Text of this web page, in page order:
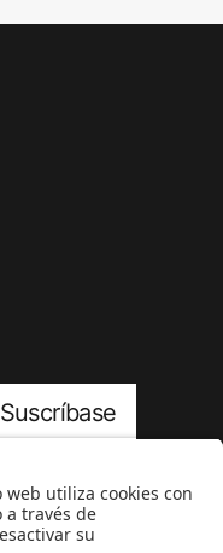
Suscríbase